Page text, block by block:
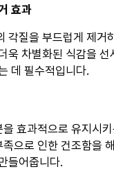
효과
각질을 부드럽게 제거
욱 차별화된 식감을 선
데 필수적입니다.
효과적으로 유지시키
으로 인한 건조함을
들어줍니다.